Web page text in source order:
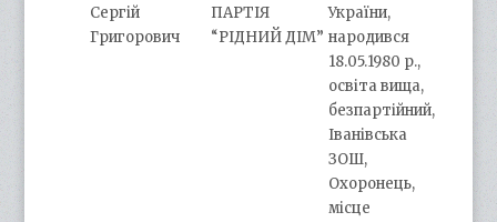
Сергій
Григорович
ПАРТІЯ
“РІДНИЙ ДІМ”
України,
народився
18.05.1980 р.,
освіта вища,
безпартійний,
Іванівська
ЗОШ,
Охоронець,
місце